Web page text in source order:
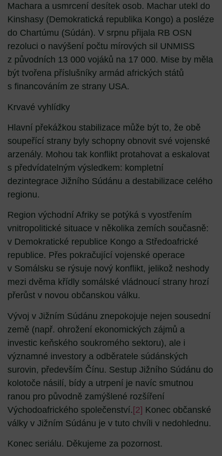
Machara a usmrcení desítek osob. Machar utekl do
Kinshasy (Demokratická republika Kongo) a posléze
do Chartúmu (Súdán). V srpnu přijala RB OSN
rezoluci o navýšení počtu mírových sil UNMISS
z původních 13 000 vojáků na 17 000. Mise by měla
být tvořena příslušníky armád afrických států
s financováním ze strany USA.
Krvavé vyhlídky
Hlavní překážkou stabilizace může být to, že obě
soupeřící strany byly schopny obnovit své vojenské
arzenály. Mohou tak konflikt protahovat a eskalovat
s předvídatelným výsledkem: kompletní
dezintegrace Jižního Súdánu a destabilizace celého
regionu.
Region východní Afriky se potýká s vyostřením
vnitropolitické situace v několika zemích současně:
v Demokratické republice Kongo a Středoafrické
republice. Přes pokračující vojenské operace
v Somálsku se rýsuje nový konflikt, jelikož neshody
mezi dvěma křídly somálské vládnoucí strany hrozí
přerůst v novou občanskou válku.
Vývoj v Jižním Súdánu znepokojuje nejen sousední
země (např. ohrožení ekonomických zájmů a
investic keňského soukromého sektoru), ale i
významné investory a odběratele súdánských
surovin, především Čínu. Sestup Jižního Súdánu do
kolotoče násilí, bídy a utrpení je navíc smutnou
ranou pro původně zamýšlené rozšíření
Východoafrického společenství.[2] Konec občanské
války v Jižním Súdánu je v tuto chvíli v nedohlednu.
Konec seriálu. Děkujeme za pozornost.